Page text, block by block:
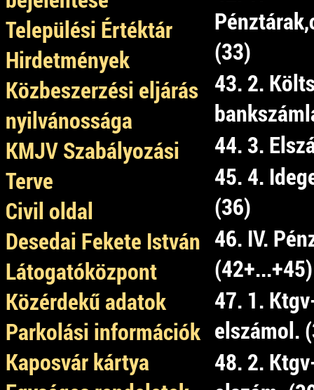
Települési Értéktár
Hirdetmények
Közbeszerzési eljárás
nyilvánossága
KMJV Szabályozási
Terve
Civil oldal
Desedai Fekete István
Látogatóközpont
Közérdekű adatok
Parkolási információk
Kaposvár kártya
(33)
43. 2.
44. 3.
45. 4.
(36)
46. IV.
(42+...+45)
47. 1.
elszámol.
48. 2.